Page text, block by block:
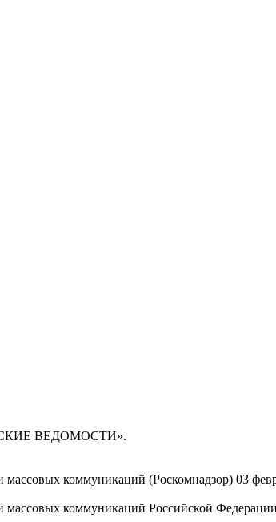
ВЕДОМОСТИ».
коммуникаций (Роскомнадзор) 03
массовых коммуникаций Российской